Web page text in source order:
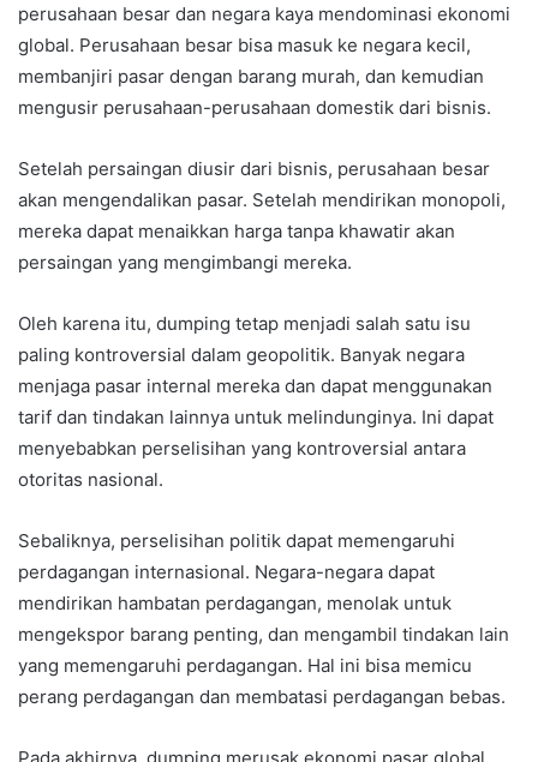
perusahaan besar dan negara kaya mendominasi ekonomi
global. Perusahaan besar bisa masuk ke negara kecil,
membanjiri pasar dengan barang murah, dan kemudian
mengusir perusahaan-perusahaan domestik dari bisnis.
Setelah persaingan diusir dari bisnis, perusahaan besar
akan mengendalikan pasar. Setelah mendirikan monopoli,
mereka dapat menaikkan harga tanpa khawatir akan
persaingan yang mengimbangi mereka.
Oleh karena itu, dumping tetap menjadi salah satu isu
paling kontroversial dalam geopolitik. Banyak negara
menjaga pasar internal mereka dan dapat menggunakan
tarif dan tindakan lainnya untuk melindunginya. Ini dapat
menyebabkan perselisihan yang kontroversial antara
otoritas nasional.
Sebaliknya, perselisihan politik dapat memengaruhi
perdagangan internasional. Negara-negara dapat
mendirikan hambatan perdagangan, menolak untuk
mengekspor barang penting, dan mengambil tindakan lain
yang memengaruhi perdagangan. Hal ini bisa memicu
perang perdagangan dan membatasi perdagangan bebas.